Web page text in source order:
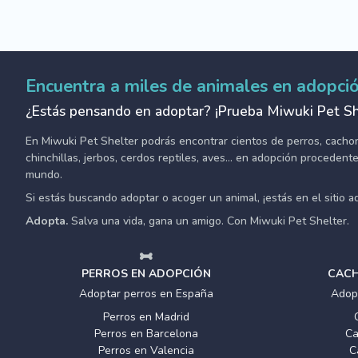
Encuentra a miles de animales en
¿Estás pensando en adoptar? ¡Prueba Miwuki Pet
En Miwuki Pet Shelter podrás encontrar cientos de perros,
chinchillas, jerbos, cerdos reptiles, aves... en adopción
mundo.
Si estás buscando adoptar o acoger un animal, ¡estás en el sitio
Adopta. Salva una vida, gana un amigo. Con Miwuki Pet Shelter.
PERROS EN ADOPCIÓN
Adoptar perros en España
Perros en Madrid
Perros en Barcelona
Perros en Valencia